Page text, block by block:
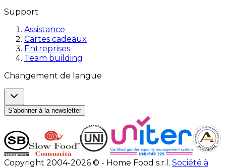
Support
Assistance
Cartes cadeaux
Entreprises
Team building
Changement de langue
S'abonner à la newsletter
Copyright 2004-2026 © - Home Food s.r.l. Société à